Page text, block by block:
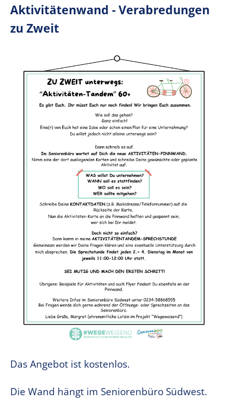
Aktivitätenwand - Verabredungen
zu Zweit
Das Angebot ist kostenlos.
Die Wand hängt im Seniorenbüro Südwest.